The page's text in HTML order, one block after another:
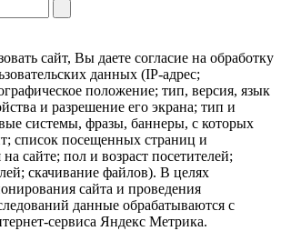
сайт, Вы даете согласие на обработку
данных (IP-адрес;
положение; тип, версия, язык
и разрешение его экрана; тип и
системы, фразы, баннеры, с которых
список посещенных страниц и
сайте; пол и возраст посетителей;
скачивание файлов). В целях
сайта и проведения
данные обрабатываются с
сервиса Яндекс Метрика.